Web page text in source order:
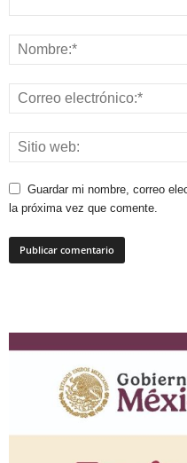
Guardar mi nombre, correo
la próxima vez que comente.